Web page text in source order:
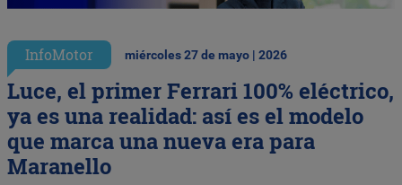
InfoMotor miércoles 27 de mayo | 2026
Luce, el primer Ferrari 100% eléctrico,
ya es una realidad: así es el modelo
que marca una nueva era para
Maranello